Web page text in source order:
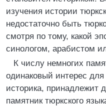
изучения истории
недостаточно быть
смотря по тому, какой
синологом, арабистом
К числу немногих
одинаковый интерес
историка, принадлежит
памятник тюркского